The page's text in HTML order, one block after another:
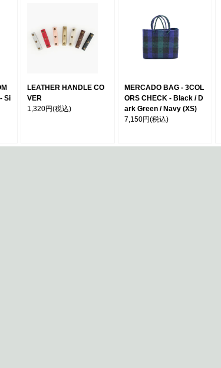
Si
LEATHER HANDLE CO
VER
1,320円(税込)
MERCADO BAG - 3COL
ORS CHECK - Black / D
ark Green / Navy (XS)
7,150円(税込)